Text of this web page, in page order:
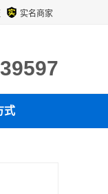
实名商家
式